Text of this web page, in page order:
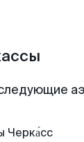
Черка́сс